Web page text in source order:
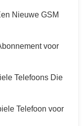
Nieuwe GSM
voor
Telefoons Die
Telefoon voor